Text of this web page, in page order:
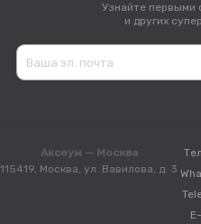
Узнайте первыми
и других
Аксеум — Москва
115419, Москва, ул. Вавилова, д. 3